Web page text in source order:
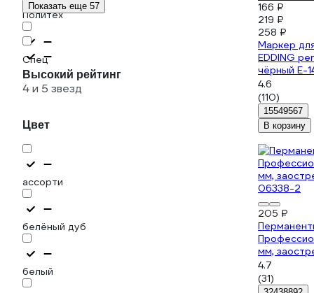
Политех
Спец
Показать еще 57
Высокий рейтинг
4 и 5 звезд
Цвет
ассорти
белёный дуб
белый
166 ₽
219 ₽
258 ₽
Маркер
EDDING
чёрный E-
4.6
(110)
15549567
В корзину
205 ₽
мм,
06338-2
4.7
(31)